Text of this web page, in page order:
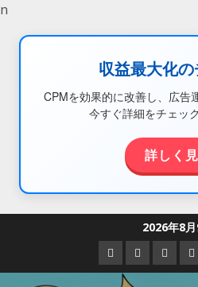
n
収益最大化
CPMを効果的に改善し、広告
今すぐ詳細をチェッ
詳しく
2026年8月